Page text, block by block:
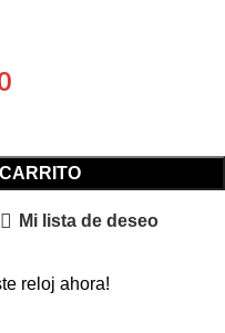
Mi lista de deseo
reloj ahora!